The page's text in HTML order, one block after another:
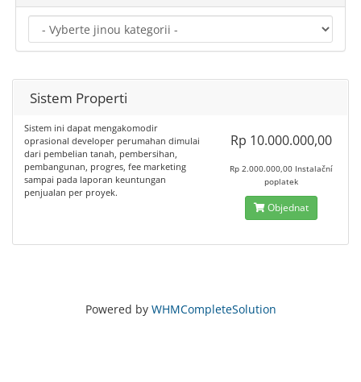
Sistem Properti
Sistem ini dapat mengakomodir
oprasional developer perumahan dimulai
dari pembelian tanah, pembersihan,
pembangunan, progres, fee marketing
sampai pada laporan keuntungan
penjualan per proyek.
Rp 10.000.000,00
Rp 2.000.000,00 Instalační
poplatek
Objednat
Powered by WHMCompleteSolution